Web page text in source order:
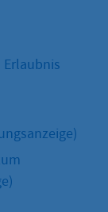
Erlaubnis